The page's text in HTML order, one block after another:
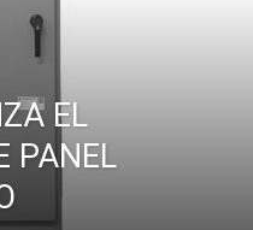
EL
PANEL